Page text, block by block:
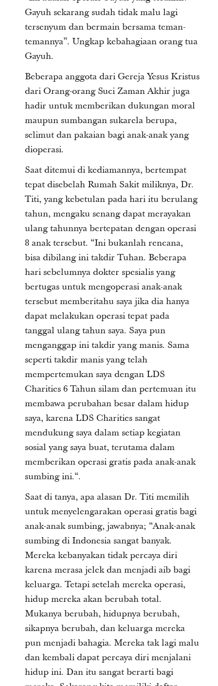
Gayuh sekarang sudah tidak malu lagi
tersenyum dan bermain bersama teman-
temannya”. Ungkap kebahagiaan orang tua
Gayuh.
Beberapa anggota dari Gereja Yesus Kristus
dari Orang-orang Suci Zaman Akhir juga
hadir untuk memberikan dukungan moral
maupun sumbangan sukarela berupa,
selimut dan pakaian bagi anak-anak yang
dioperasi.
Saat ditemui di kediamannya, bertempat
tepat disebelah Rumah Sakit miliknya, Dr.
Titi, yang kebetulan pada hari itu berulang
tahun, mengaku senang dapat merayakan
ulang tahunnya bertepatan dengan operasi
8 anak tersebut. “Ini bukanlah rencana,
bisa dibilang ini takdir Tuhan. Beberapa
hari sebelumnya dokter spesialis yang
bertugas untuk mengoperasi anak-anak
tersebut memberitahu saya jika dia hanya
dapat melakukan operasi tepat pada
tanggal ulang tahun saya. Saya pun
menganggap ini takdir yang manis. Sama
seperti takdir manis yang telah
mempertemukan saya dengan LDS
Charities 6 Tahun silam dan pertemuan itu
membawa perubahan besar dalam hidup
saya, karena LDS Charities sangat
mendukung saya dalam setiap kegiatan
sosial yang saya buat, terutama dalam
memberikan operasi gratis pada anak-anak
sumbing ini.“.
Saat di tanya, apa alasan Dr. Titi memilih
untuk menyelengarakan operasi gratis bagi
anak-anak sumbing, jawabnya; “Anak-anak
sumbing di Indonesia sangat banyak.
Mereka kebanyakan tidak percaya diri
karena merasa jelek dan menjadi aib bagi
keluarga. Tetapi setelah mereka operasi,
hidup mereka akan berubah total.
Mukanya berubah, hidupnya berubah,
sikapnya berubah, dan keluarga mereka
pun menjadi bahagia. Mereka tak lagi malu
dan kembali dapat percaya diri menjalani
hidup ini. Dan itu sangat berarti bagi